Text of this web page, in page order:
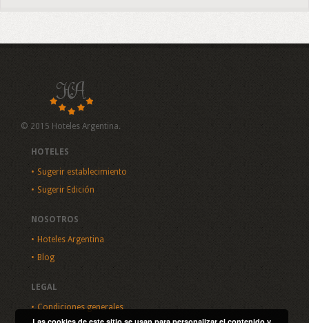
© 2015 Hoteles Argentina.
HOTELES
Sugerir establecimiento
Sugerir Edición
NOSOTROS
Hoteles Argentina
Blog
LEGAL
Condiciones generales